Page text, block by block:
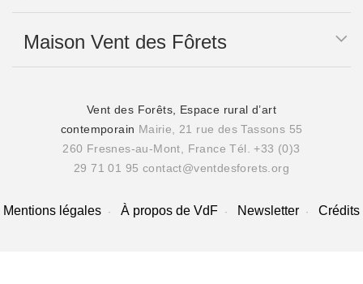
Maison Vent des Fôrets
Vent des Forêts, Espace rural d’art
contemporain Mairie, 21 rue des Tassons 55
260 Fresnes-au-Mont, France Tél. +33 (0)3
29 71 01 95 contact@ventdesforets.org
Mentions légales À propos de VdF Newsletter Crédits